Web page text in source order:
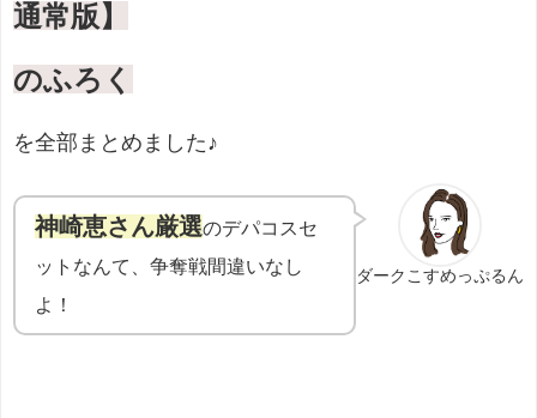
通常版】
のふろく
を全部まとめました♪
ダークこすめっぷるん
神崎恵さん厳選のデパコスセ
ットなんて、争奪戦間違いなし
よ！